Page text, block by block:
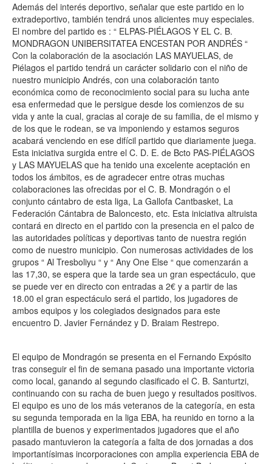
Además del interés deportivo, señalar que este partido en lo
extradeportivo, también tendrá unos alicientes muy especiales.
El nombre del partido es : “ ELPAS-PIÉLAGOS Y EL C. B.
MONDRAGON UNIBERSITATEA ENCESTAN POR ANDRÉS “
Con la colaboración de la asociación LAS MAYUELAS, de
Piélagos el partido tendrá un carácter solidario con el niño de
nuestro municipio Andrés, con una colaboración tanto
económica como de reconocimiento social para su lucha ante
esa enfermedad que le persigue desde los comienzos de su
vida y ante la cual, gracias al coraje de su familia, de el mismo y
de los que le rodean, se va imponiendo y estamos seguros
acabará venciendo en ese difícil partido que diariamente juega.
Esta iniciativa surgida entre el C. D. E. de Bcto PAS-PIÉLAGOS
y LAS MAYUELAS que ha tenido una excelente aceptación en
todos los ámbitos, es de agradecer entre otras muchas
colaboraciones las ofrecidas por el C. B. Mondragón o el
conjunto cántabro de esta liga, La Gallofa Cantbasket, La
Federación Cántabra de Baloncesto, etc. Esta iniciativa altruista
contará en directo en el partido con la presencia en el palco de
las autoridades políticas y deportivas tanto de nuestra región
como de nuestro municipio. Con numerosas actividades de los
grupos “ Al Tresboliyu “ y “ Any One Else “ que comenzarán a
las 17,30, se espera que la tarde sea un gran espectáculo, que
se puede ver en directo con entradas a 2€ y a partir de las
18.00 el gran espectáculo será el partido, los jugadores de
ambos equipos y los colegiados designados para este
encuentro D. Javier Fernández y D. Braiam Restrepo.
El equipo de Mondragón se presenta en el Fernando Expósito
tras conseguir el fin de semana pasado una importante victoria
como local, ganando al segundo clasificado el C. B. Santurtzi,
continuando con su racha de buen juego y resultados positivos.
El equipo es uno de los más veteranos de la categoría, en esta
su segunda temporada en la liga EBA, ha reunido en torno a la
plantilla de buenos y experimentados jugadores que el año
pasado mantuvieron la categoría a falta de dos jornadas a dos
importantísimas incorporaciones con amplia experiencia EBA de